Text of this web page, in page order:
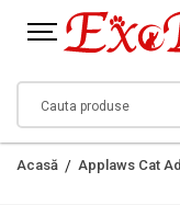
Acasă Applaws Cat